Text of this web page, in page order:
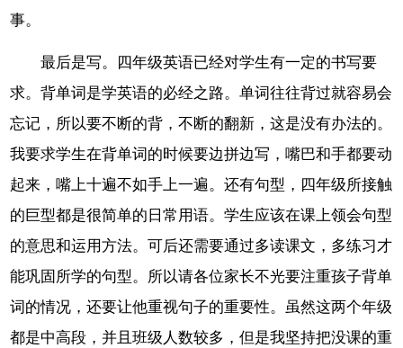
事。
最后是写。四年级英语已经对学生有一定的书写要
求。背单词是学英语的必经之路。单词往往背过就容易会
忘记，所以要不断的背，不断的翻新，这是没有办法的。
我要求学生在背单词的时候要边拼边写，嘴巴和手都要动
起来，嘴上十遍不如手上一遍。还有句型，四年级所接触
的巨型都是很简单的日常用语。学生应该在课上领会句型
的意思和运用方法。可后还需要通过多读课文，多练习才
能巩固所学的句型。所以请各位家长不光要注重孩子背单
词的情况，还要让他重视句子的重要性。虽然这两个年级
都是中高段，并且班级人数较多，但是我坚持把没课的重